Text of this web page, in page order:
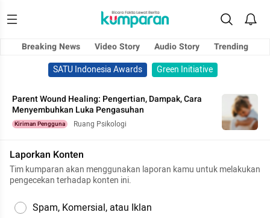
Breaking News Video Story Audio Story
Trending
SATU Indonesia Awards
Green Initiative
Parent Wound Healing: Pengertian, Dampak, Cara
Menyembuhkan Luka Pengasuhan
Kiriman Pengguna Ruang Psikologi
Laporkan Konten
Tim kumparan akan menggunakan laporan kamu untuk melakukan
pengecekan terhadap konten ini.
Spam, Komersial, atau Iklan